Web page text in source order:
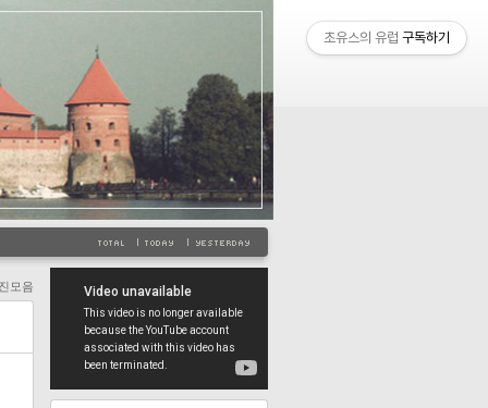
모음
초유스의 유럽 구독하기